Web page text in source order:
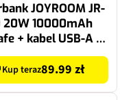
JOYROOM JR-
10000mAh
+ kabel USB-A -
0.25m Biały
Kup teraz89.99 zł